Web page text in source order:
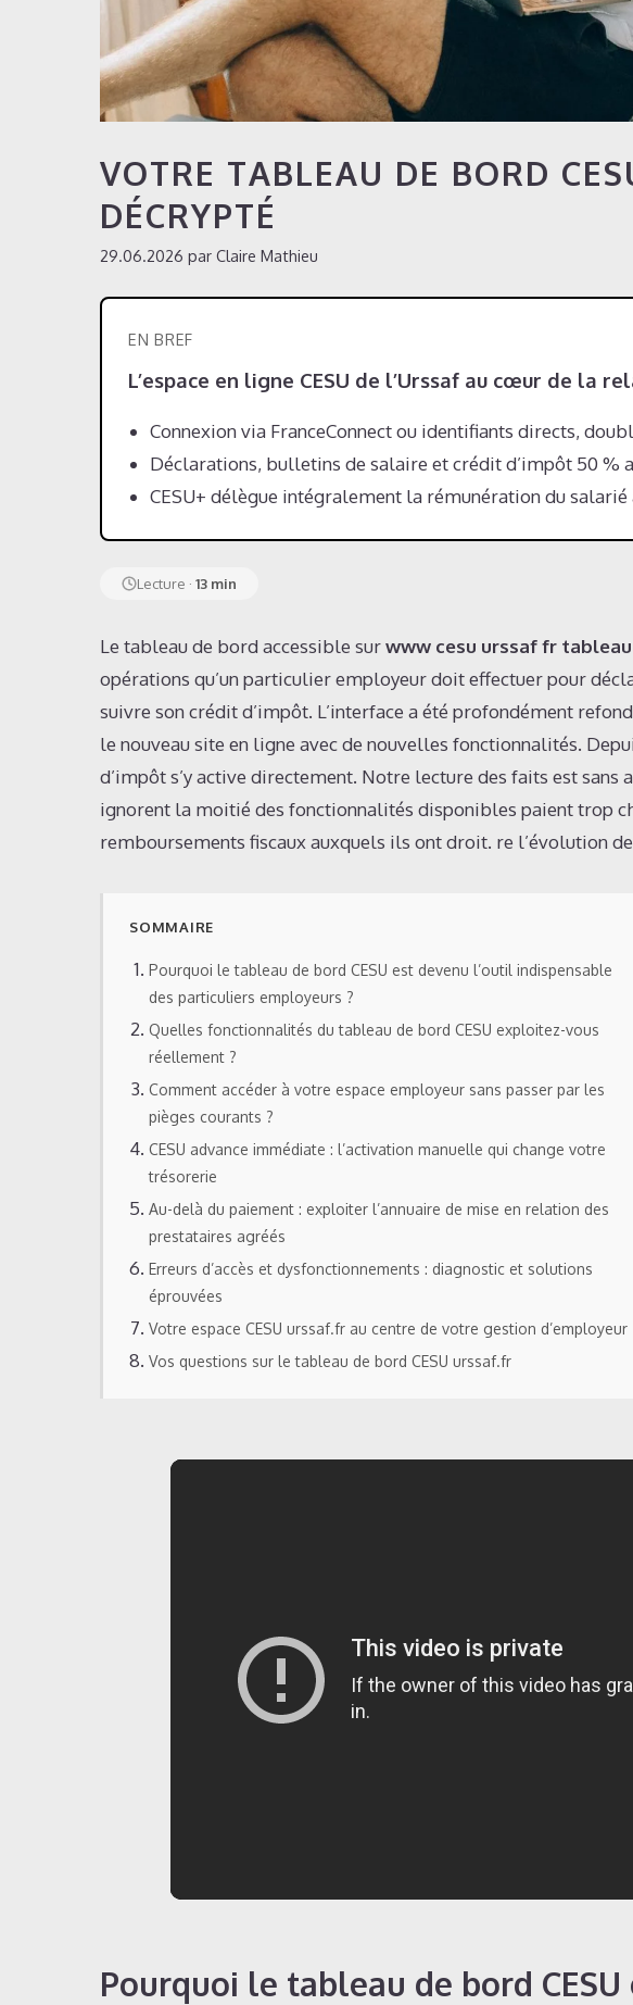
VOTRE TABLEAU DE BORD
DÉCRYPTÉ
29.06.2026 par Claire Mathieu
EN BREF
L’espace en ligne CESU de l’Urssaf au cœur de la
Connexion via FranceConnect ou identifiants directs,
Déclarations, bulletins de salaire et crédit d’impôt 50 %
CESU+ délègue intégralement la rémunération du
Lecture · 13 min
Le tableau de bord accessible surwww cesu urssaf fr
opérations qu’un particulier employeur doit effectuer pour
suivre son crédit d’impôt. L’interface a été profondément
le nouveau site en ligne avec de nouvelles fonctionnalités.
d’impôt s’y active directement. Notre lecture des faits est
ignorent la moitié des fonctionnalités disponibles paient trop
remboursements fiscaux auxquels ils ont droit. re l’évolution
SOMMAIRE
Pourquoi le tableau de bord CESU est devenu l’outil indispensable
des particuliers employeurs ?
Quelles fonctionnalités du tableau de bord CESU exploitez-vous
réellement ?
Comment accéder à votre espace employeur sans passer par les
pièges courants ?
CESU advance immédiate : l’activation manuelle qui change votre
trésorerie
Au-delà du paiement : exploiter l’annuaire de mise en relation des
prestataires agréés
Erreurs d’accès et dysfonctionnements : diagnostic et solutions
éprouvées
Votre espace CESU urssaf.fr au centre de votre gestion d’employeur
Vos questions sur le tableau de bord CESU urssaf.fr
Pourquoi le tableau de bord